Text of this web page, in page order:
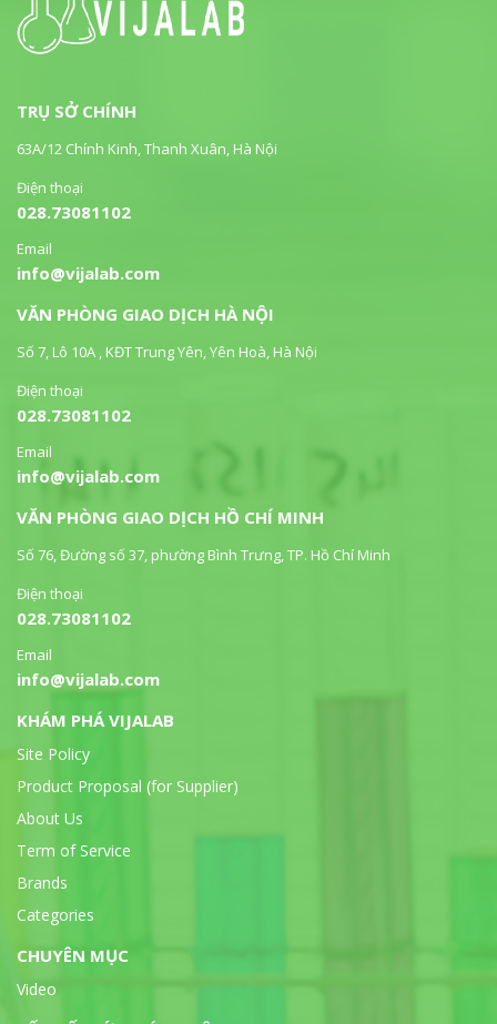
TRỤ SỞ CHÍNH
63A/12 Chính Kinh, Thanh Xuân, Hà Nội
Điện thoại
028.73081102
Email
info@vijalab.com
VĂN PHÒNG GIAO DỊCH HÀ NỘI
Số 7, Lô 10A , KĐT Trung Yên, Yên Hoà, Hà Nội
Điện thoại
028.73081102
Email
info@vijalab.com
VĂN PHÒNG GIAO DỊCH HỒ CHÍ MINH
Số 76, Đường số 37, phường Bình Trưng, TP. Hồ Chí Minh
Điện thoại
028.73081102
Email
info@vijalab.com
KHÁM PHÁ VIJALAB
Site Policy
Product Proposal (for Supplier)
About Us
Term of Service
Brands
Categories
CHUYÊN MỤC
Video